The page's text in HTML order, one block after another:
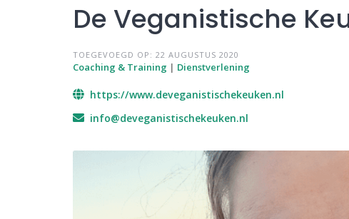
De Veganistische
TOEGEVOEGD OP: 22 AUGUSTUS 2020
Coaching & Training | Dienstverlening
https://www.deveganistischekeuken.nl
info@deveganistischekeuken.nl